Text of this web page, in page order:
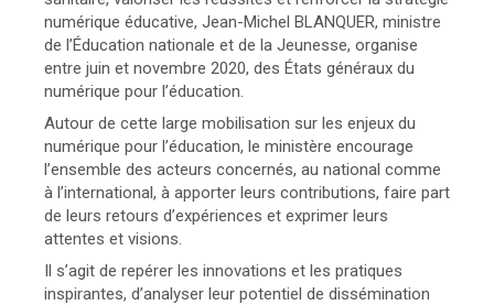
numérique éducative, Jean-Michel BLANQUER, ministre
de l’Éducation nationale et de la Jeunesse, organise
entre juin et novembre 2020, des États généraux du
numérique pour l’éducation.
Autour de cette large mobilisation sur les enjeux du
numérique pour l’éducation, le ministère encourage
l’ensemble des acteurs concernés, au national comme
à l’international, à apporter leurs contributions, faire part
de leurs retours d’expériences et exprimer leurs
attentes et visions.
Il s’agit de repérer les innovations et les pratiques
inspirantes, d’analyser leur potentiel de dissémination